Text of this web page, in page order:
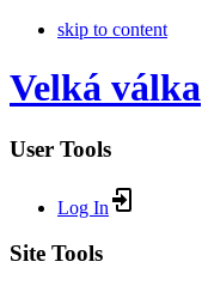
skip to content
Velká válka
User Tools
Log In
Site Tools